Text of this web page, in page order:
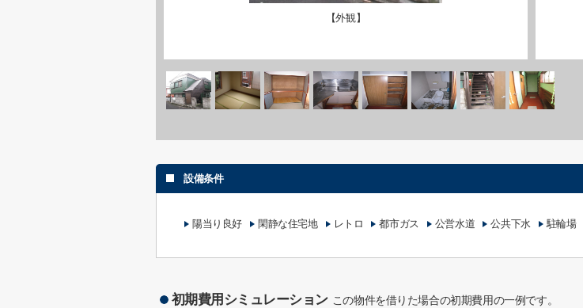
【外観】
設備条件
陽当り良好 閑静な住宅地 レトロ 都市ガス 公営水道 公共下水 駐輪場
初期費用シミュレーション この物件を借りた場合の初期費用の一例です。